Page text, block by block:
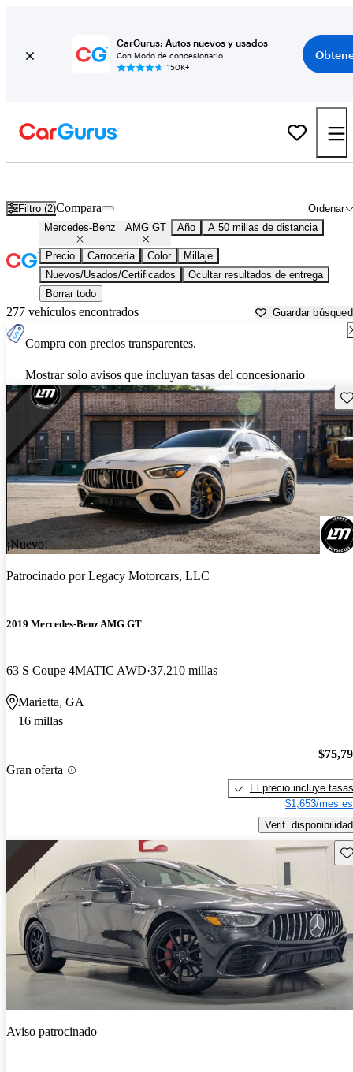
CarGurus: Autos nuevos y usados
Con Modo de concesionario
150K+
Filtro (2) Ordenar
Compara
Mercedes-Benz AMG GT Año A 50 millas de distancia
Precio Carrocería Color
Millaje
Nuevos/Usados/Certificados
Ocultar resultados de entrega
Borrar todo
277 vehículos encontrados Guardar
Compra con precios transparentes.
Mostrar solo avisos que incluyan tasas del concesionario
¡Nuevo!
Patrocinado porLegacy Motorcars, LLC
2019 Mercedes-Benz AMG GT
63 S Coupe 4MATIC AWD 37,210 millas
Marietta, GA
16 millas
Gran oferta
El precio incluye tasas
$1,653/mes
Verif. disponibilidad
Aviso patrocinado